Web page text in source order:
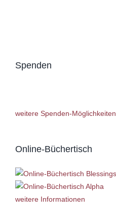
Spenden
weitere Spenden-Möglichkeiten
Online-Büchertisch
weitere Informationen